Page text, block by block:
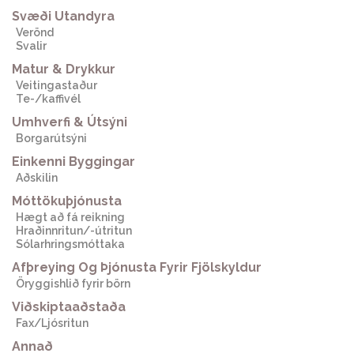
Svæði Utandyra
Verönd
Svalir
Matur & Drykkur
Veitingastaður
Te-/kaffivél
Umhverfi & Útsýni
Borgarútsýni
Einkenni Byggingar
Aðskilin
Móttökuþjónusta
Hægt að fá reikning
Hraðinnritun/-útritun
Sólarhringsmóttaka
Afþreying Og Þjónusta Fyrir Fjölskyldur
Öryggishlið fyrir börn
Viðskiptaaðstaða
Fax/Ljósritun
Annað